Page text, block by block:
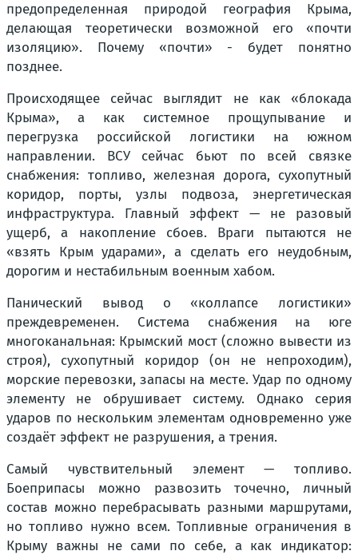
предопределенная природой география Крыма,
делающая теоретически возможной его «почти
изоляцию». Почему «почти» - будет понятно
позднее.
Происходящее сейчас выглядит не как «блокада
Крыма», а как системное прощупывание и
перегрузка российской логистики на южном
направлении. ВСУ сейчас бьют по всей связке
снабжения: топливо, железная дорога, сухопутный
коридор, порты, узлы подвоза, энергетическая
инфраструктура. Главный эффект — не разовый
ущерб, а накопление сбоев. Враги пытаются не
«взять Крым ударами», а сделать его неудобным,
дорогим и нестабильным военным хабом.
Панический вывод о «коллапсе логистики»
преждевременен. Система снабжения на юге
многоканальная: Крымский мост (сложно вывести из
строя), сухопутный коридор (он не непроходим),
морские перевозки, запасы на месте. Удар по одному
элементу не обрушивает систему. Однако серия
ударов по нескольким элементам одновременно уже
создаёт эффект не разрушения, а трения.
Самый чувствительный элемент — топливо.
Боеприпасы можно развозить точечно, личный
состав можно перебрасывать разными маршрутами,
но топливо нужно всем. Топливные ограничения в
Крыму важны не сами по себе, а как индикатор: